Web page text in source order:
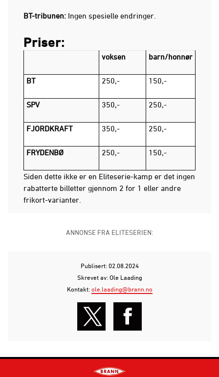
BT-tribunen: Ingen spesielle endringer.
Priser:
voksen barn/honnør
BT 250,- 150,-
SPV 350,- 250,-
FJORDKRAFT 350,- 250,-
FRYDENBØ 250,- 150,-
Siden dette ikke er en Eliteserie-kamp er det ingen
rabatterte billetter gjennom 2 for 1 eller andre
frikort-varianter.
ANNONSE FRA ELITESERIEN:
Publisert: 02.08.2024
Skrevet av: Ole Laading
Kontakt:ole.laading@brann.no